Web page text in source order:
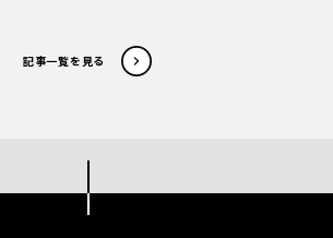
記事一覧を見る